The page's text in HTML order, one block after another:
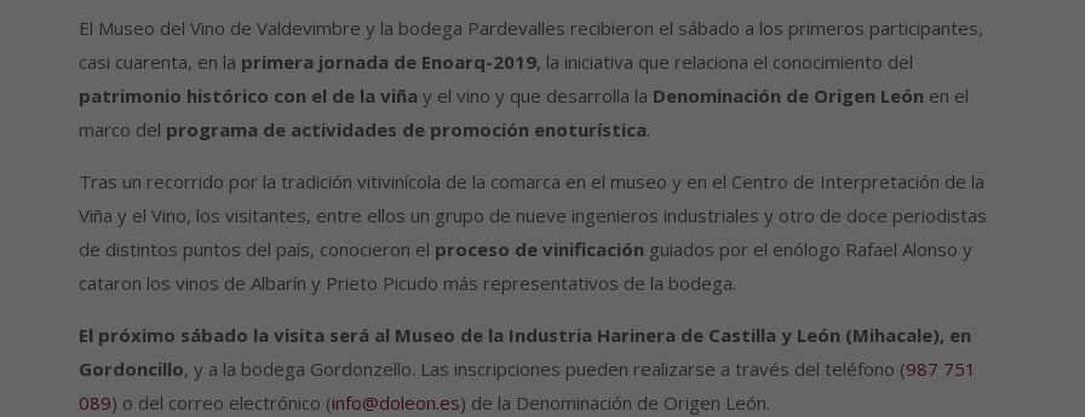
El Museo del Vino de Valdevimbre y la bodega Pardevalles recibieron el sábado a los primeros participantes,
casi cuarenta, en la primera jornada de Enoarq-2019, la iniciativa que relaciona el conocimiento del
patrimonio histórico con el de la viña y el vino y que desarrolla la Denominación de Origen León en el
marco del programa de actividades de promoción enoturística.
Tras un recorrido por la tradición vitivinícola de la comarca en el museo y en el Centro de Interpretación de la
Viña y el Vino, los visitantes, entre ellos un grupo de nueve ingenieros industriales y otro de doce periodistas
de distintos puntos del país, conocieron el proceso de vinificación guiados por el enólogo Rafael Alonso y
cataron los vinos de Albarín y Prieto Picudo más representativos de la bodega.
El próximo sábado la visita será al Museo de la Industria Harinera de Castilla y León (Mihacale), en
Gordoncillo, y a la bodega Gordonzello. Las inscripciones pueden realizarse a través del teléfono (987 751
089) o del correo electrónico (info@doleon.es) de la Denominación de Origen León.